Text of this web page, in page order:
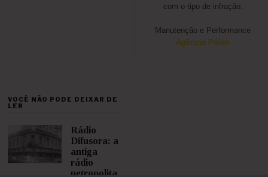
com o tipo de infração.
Manutenção e Performance
Agência Pólen
VOCÊ NÃO PODE DEIXAR DE
LER
Rádio
Difusora: a
antiga
rádio
petropolita